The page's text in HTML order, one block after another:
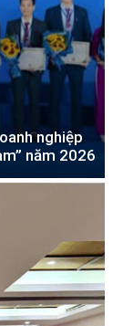
nghiệp
năm 2026